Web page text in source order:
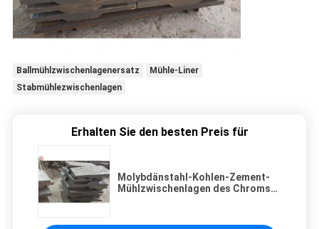
Ballmühlzwischenlagenersatz
Mühle-Liner
Stabmühlezwischenlagen
Erhalten Sie den besten Preis für
Molybdänstahl-Kohlen-Zement-
Mühlzwischenlagen des Chroms